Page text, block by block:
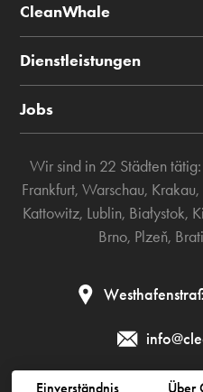
Einverständnis Über
CleanWhale
Dienstleistungen
Jobs
Wir sind in 22 Städten tätig:
Frankfurt, Warschau, Krakau,
Kattowitz, Lublin, Białystok,
Brno, Plzeň,